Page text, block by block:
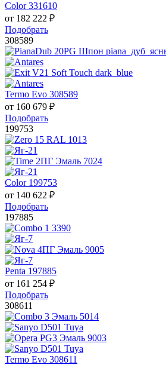
Color 331610
от 182 222 ₽
Подобрать
308589
Termo Evo 308589
от 160 679 ₽
Подобрать
199753
Color 199753
от 140 622 ₽
Подобрать
197885
Penta 197885
от 161 254 ₽
Подобрать
308611
Termo Evo 308611